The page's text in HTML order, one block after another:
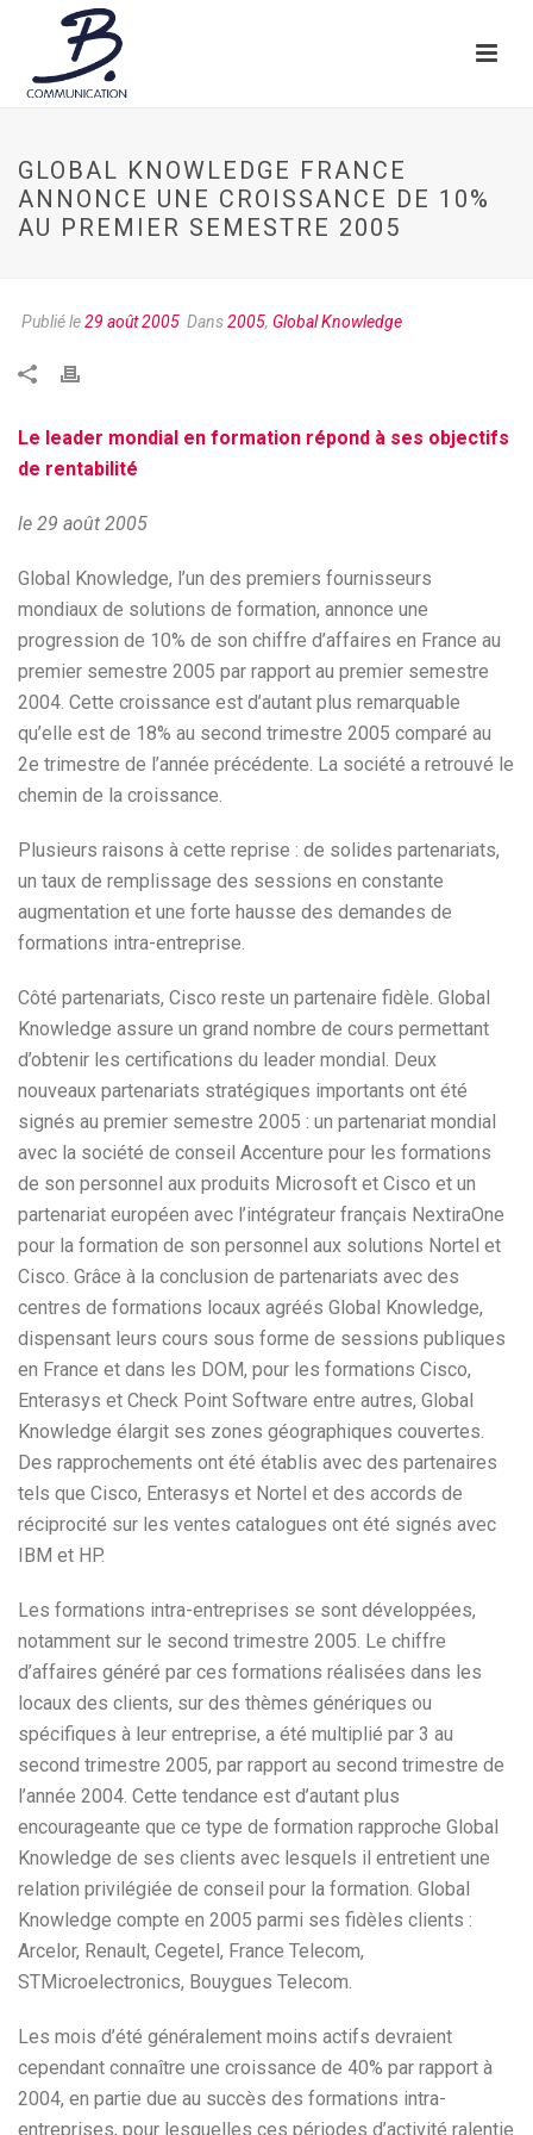
GLOBAL KNOWLEDGE FRANCE
ANNONCE UNE CROISSANCE DE 10%
AU PREMIER SEMESTRE 2005
Publié le29 août 2005 Dans2005, Global Knowledge
Le leader mondial en formation répond à ses objectifs
de rentabilité
le 29 août 2005
Global Knowledge, l’un des premiers fournisseurs
mondiaux de solutions de formation, annonce une
progression de 10% de son chiffre d’affaires en France au
premier semestre 2005 par rapport au premier semestre
2004. Cette croissance est d’autant plus remarquable
qu’elle est de 18% au second trimestre 2005 comparé au
2e trimestre de l’année précédente. La société a retrouvé le
chemin de la croissance.
Plusieurs raisons à cette reprise : de solides partenariats,
un taux de remplissage des sessions en constante
augmentation et une forte hausse des demandes de
formations intra-entreprise.
Côté partenariats, Cisco reste un partenaire fidèle. Global
Knowledge assure un grand nombre de cours permettant
d’obtenir les certifications du leader mondial. Deux
nouveaux partenariats stratégiques importants ont été
signés au premier semestre 2005 : un partenariat mondial
avec la société de conseil Accenture pour les formations
de son personnel aux produits Microsoft et Cisco et un
partenariat européen avec l’intégrateur français NextiraOne
pour la formation de son personnel aux solutions Nortel et
Cisco. Grâce à la conclusion de partenariats avec des
centres de formations locaux agréés Global Knowledge,
dispensant leurs cours sous forme de sessions publiques
en France et dans les DOM, pour les formations Cisco,
Enterasys et Check Point Software entre autres, Global
Knowledge élargit ses zones géographiques couvertes.
Des rapprochements ont été établis avec des partenaires
tels que Cisco, Enterasys et Nortel et des accords de
réciprocité sur les ventes catalogues ont été signés avec
IBM et HP.
Les formations intra-entreprises se sont développées,
notamment sur le second trimestre 2005. Le chiffre
d’affaires généré par ces formations réalisées dans les
locaux des clients, sur des thèmes génériques ou
spécifiques à leur entreprise, a été multiplié par 3 au
second trimestre 2005, par rapport au second trimestre de
l’année 2004. Cette tendance est d’autant plus
encourageante que ce type de formation rapproche Global
Knowledge de ses clients avec lesquels il entretient une
relation privilégiée de conseil pour la formation. Global
Knowledge compte en 2005 parmi ses fidèles clients :
Arcelor, Renault, Cegetel, France Telecom,
STMicroelectronics, Bouygues Telecom.
Les mois d’été généralement moins actifs devraient
cependant connaître une croissance de 40% par rapport à
2004, en partie due au succès des formations intra-
entreprises, pour lesquelles ces périodes d’activité ralentie